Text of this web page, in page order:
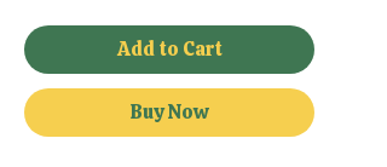
Add to Cart
Buy Now